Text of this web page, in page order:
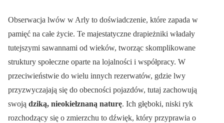
Obserwacja lwów w Arly to doświadczenie, które zapada w
pamięć na całe życie. Te majestatyczne drapieżniki władały
tutejszymi sawannami od wieków, tworząc skomplikowane
struktury społeczne oparte na lojalności i współpracy. W
przeciwieństwie do wielu innych rezerwatów, gdzie lwy
przyzwyczajają się do obecności pojazdów, tutaj zachowują
swoją dziką, nieokiełznaną naturę. Ich głęboki, niski ryk
rozchodzący się o zmierzchu to dźwięk, który przyprawia o